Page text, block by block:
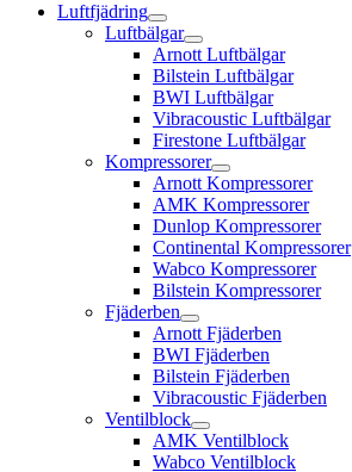
Luftfjädring
Luftbälgar
Arnott Luftbälgar
Bilstein Luftbälgar
BWI Luftbälgar
Vibracoustic Luftbälgar
Firestone Luftbälgar
Kompressorer
Arnott Kompressorer
AMK Kompressorer
Dunlop Kompressorer
Continental Kompressorer
Wabco Kompressorer
Bilstein Kompressorer
Fjäderben
Arnott Fjäderben
BWI Fjäderben
Bilstein Fjäderben
Vibracoustic Fjäderben
Ventilblock
AMK Ventilblock
Wabco Ventilblock